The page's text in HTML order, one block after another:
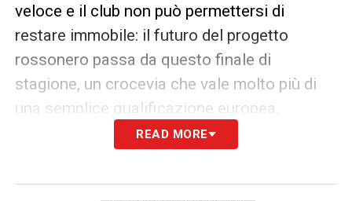
veloce e il club non può permettersi di
restare immobile: il futuro del progetto
rossonero passa da questo finale di
stagione, un crocevia che vale molto più di
una semplice qualificazione europea.
READ MORE